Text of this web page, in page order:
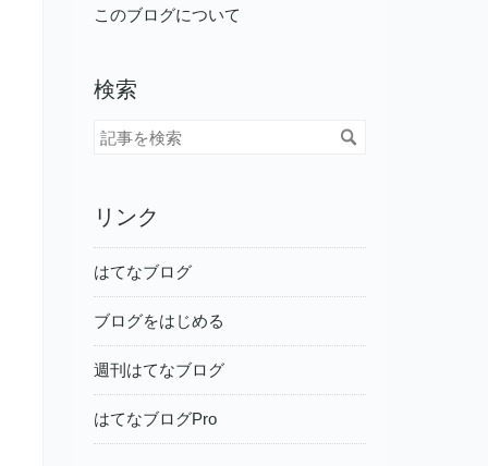
このブログについて
検索
リンク
はてなブログ
ブログをはじめる
週刊はてなブログ
はてなブログPro